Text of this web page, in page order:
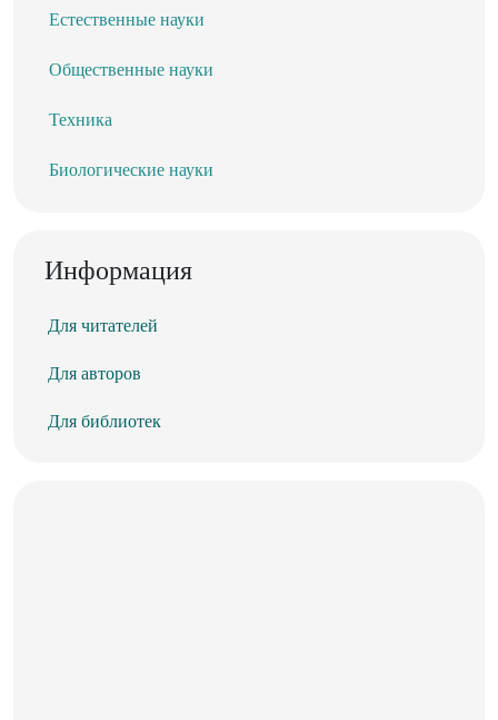
Естественные науки
Общественные науки
Техника
Биологические науки
Информация
Для читателей
Для авторов
Для библиотек